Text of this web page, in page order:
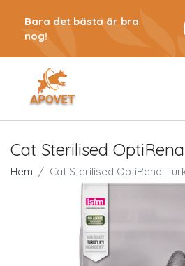
Bara det bästa är bra
nog!
Cat Sterilised
Hem Cat Sterilised OptiRenal